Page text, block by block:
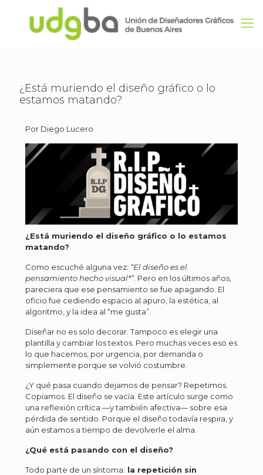
¿Está muriendo el diseño gráfico o lo
estamos matando?
Por Diego Lucero
¿Está muriendo el diseño gráfico o lo estamos
matando?
Como escuché alguna vez: “El diseño es el
pensamiento hecho visual*”. Pero en los últimos años,
pareciera que ese pensamiento se fue apagando. El
oficio fue cediendo espacio al apuro, la estética, al
algoritmo, y la idea al “me gusta”.
Diseñar no es solo decorar. Tampoco es elegir una
plantilla y cambiar los textos. Pero muchas veces eso es
lo que hacemos, por urgencia, por demanda o
simplemente porque se volvió costumbre.
¿Y qué pasa cuando dejamos de pensar? Repetimos.
Copiamos. El diseño se vacía. Este artículo surge como
una reflexión crítica —y también afectiva— sobre esa
pérdida de sentido. Porque el diseño todavía respira, y
aún estamos a tiempo de devolverle el alma.
¿Qué está pasando con el diseño?
Todo parte de un síntoma: la repetición sin